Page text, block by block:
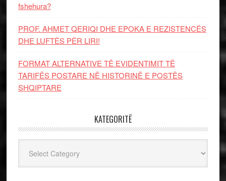
fshehura?
PROF. AHMET QERIQI DHE EPOKA E REZISTENCЁS
DHE LUFTЁS PЁR LIRI!
FORMAT ALTERNATIVE TË EVIDENTIMIT TË
TARIFËS POSTARE NË HISTORINË E POSTËS
SHQIPTARE
KATEGORITË